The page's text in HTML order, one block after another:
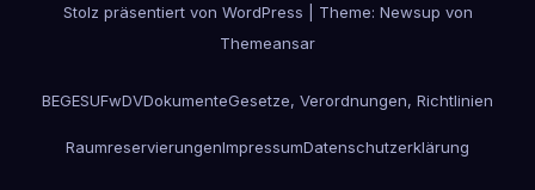
Stolz präsentiert von WordPress
Theme: Newsup von
Themeansar
BEGESUFwDVDokumenteGesetze, Verordnungen, Richtlinien
RaumreservierungenImpressumDatenschutzerklärung